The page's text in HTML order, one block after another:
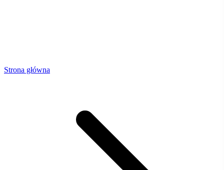
Strona główna